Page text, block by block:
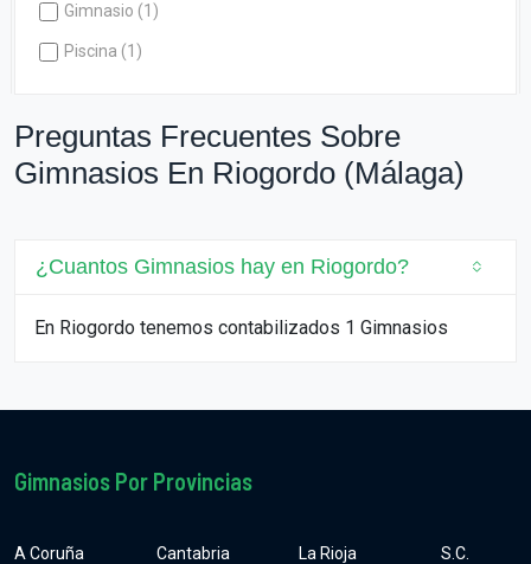
Gimnasio (1)
Piscina (1)
Preguntas Frecuentes Sobre
Gimnasios En Riogordo (Málaga)
¿Cuantos Gimnasios hay en Riogordo?
En Riogordo tenemos contabilizados 1 Gimnasios
Gimnasios Por Provincias
A Coruña
Cantabria
La Rioja
S.C.